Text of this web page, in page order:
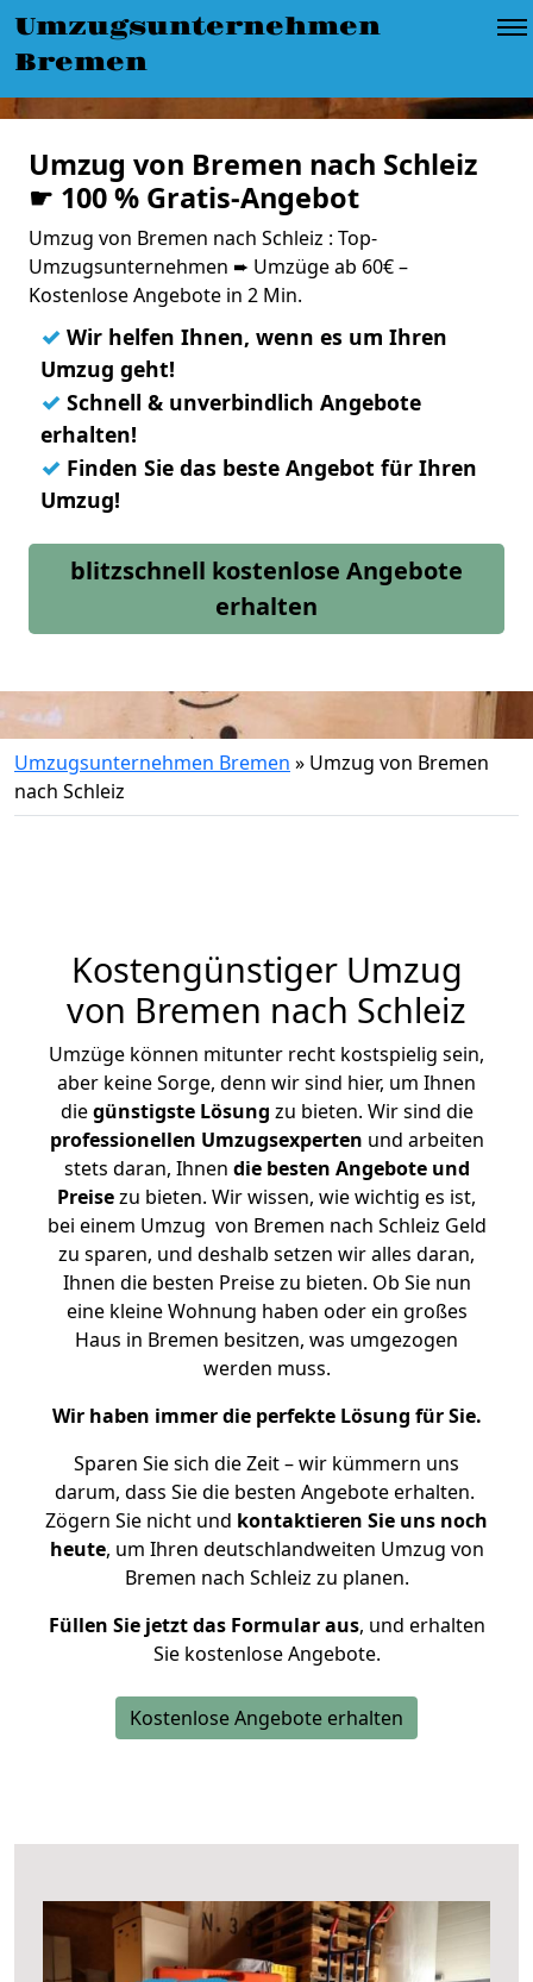
Umzugsunternehmen
Bremen
Umzug von Bremen nach Schleiz
☛ 100 % Gratis-Angebot
Umzug von Bremen nach Schleiz : Top-
Umzugsunternehmen ➨ Umzüge ab 60€ –
Kostenlose Angebote in 2 Min.
✓ Wir helfen Ihnen, wenn es um Ihren
Umzug geht!
✓ Schnell & unverbindlich Angebote
erhalten!
✓ Finden Sie das beste Angebot für Ihren
Umzug!
blitzschnell kostenlose Angebote
erhalten
Umzugsunternehmen Bremen » Umzug von Bremen
nach Schleiz
Kostengünstiger Umzug
von Bremen nach Schleiz
Umzüge können mitunter recht kostspielig sein,
aber keine Sorge, denn wir sind hier, um Ihnen
diegünstigste Lösung zu bieten. Wir sind die
professionellen Umzugsexperten und arbeiten
stets daran, Ihnen die besten Angebote und
Preisezu bieten. Wir wissen, wie wichtig es ist,
bei einem Umzug von Bremen nach Schleiz Geld
zu sparen, und deshalb setzen wir alles daran,
Ihnen die besten Preise zu bieten. Ob Sie nun
eine kleine Wohnung haben oder ein großes
Haus in Bremen besitzen, was umgezogen
werden muss.
Wir haben immer die perfekte Lösung für Sie.
Sparen Sie sich die Zeit – wir kümmern uns
darum, dass Sie die besten Angebote erhalten.
Zögern Sie nicht und kontaktieren Sie uns noch
heute, um Ihren deutschlandweiten Umzug von
Bremen nach Schleiz zu planen.
Füllen Sie jetzt das Formular aus, und erhalten
Sie kostenlose Angebote.
Kostenlose Angebote erhalten